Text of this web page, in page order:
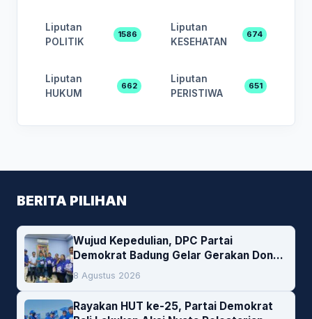
Liputan
POLITIK
1586
Liputan
KESEHATAN
674
Liputan
HUKUM
662
Liputan
PERISTIWA
651
BERITA PILIHAN
Wujud Kepedulian, DPC Partai
Demokrat Badung Gelar Gerakan Donor
Darah
8 Agustus 2026
Rayakan HUT ke-25, Partai Demokrat